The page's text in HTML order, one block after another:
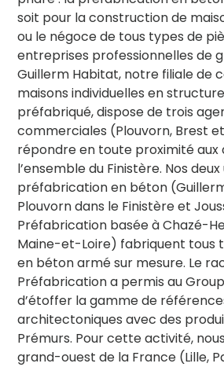
soit pour la construction de
ou le négoce de tous types de
entreprises professionnelles de
Guillerm Habitat, notre filiale de
maisons individuelles en
préfabriqué, dispose de trois
commerciales (Plouvorn, Brest
répondre en toute proximité aux
l’ensemble du Finistère. Nos
préfabrication en béton
Plouvorn dans le Finistère et
Préfabrication basée à Chazé-
Maine-et-Loire) fabriquent tous
en béton armé sur mesure. Le
Préfabrication a permis au
d’étoffer la gamme de
architectoniques avec des
Prémurs. Pour cette activité,
grand-ouest de la France (Lille,